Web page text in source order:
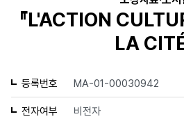
『L'ACTION
LA CITÉ
등록번호 MA-01-00030942
전자여부 비전자